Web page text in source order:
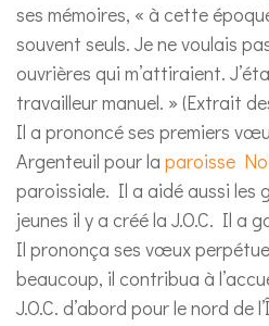
ses mémoires, « à cette
souvent seuls. Je ne voulais
ouvrières qui m’attiraient.
travailleur manuel. » (Extrait
Il a prononcé ses premiers
Argenteuil pour la paroisse
paroissiale. Il a aidé aussi les
jeunes il y a créé la J.O.C. Il a
Il prononça ses vœux
beaucoup, il contribua à
J.O.C. d’abord pour le nord de